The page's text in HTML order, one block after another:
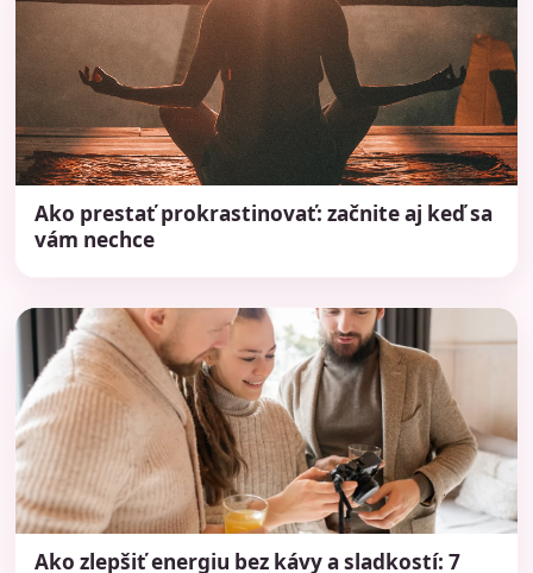
Ako prestať prokrastinovať: začnite aj keď sa
vám nechce
Ako zlepšiť energiu bez kávy a sladkostí: 7